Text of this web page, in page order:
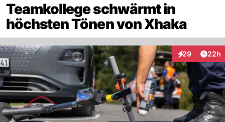
Teamkollege schwärmt in
höchsten Tönen von Xhaka
29
Interaktionen
22h